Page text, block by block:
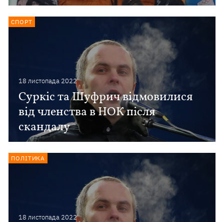
18 листопада 2022
Суркіс та Шуфрич відмовилися
від членства в НОК після
скандалу
СПОРТ
18 листопада 2022
ПОЛІТИКА